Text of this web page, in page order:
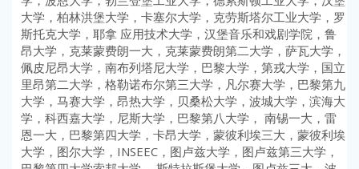
大学，柏林洪堡大学，卡塞尔大学，克劳斯塔尔工业大学，罗
斯托克大学，耶拿 应用技术大学，汉堡音乐和戏剧学院，鲁
昂大学，克莱蒙费朗一大，克莱蒙费朗第二大学，萨瓦大学，
佩皮尼昂大学，南布列塔尼大学，巴黎大学，第戎大学，国立
里昂第二大学，格勒诺布尔第三大学，凡尔赛大学，巴黎第九
大学，马赛大学，昂热大学，贝桑松大学，波城大学，滨海大
学，科西嘉大学，尼斯大学，巴黎第八大学， 南锡一大，雷
恩一大，巴黎第四大学，卡昂大学，蒙彼利埃三大，蒙彼利埃
大学，图尔大学，INSEEC，图卢兹大学，图卢兹第三大学，